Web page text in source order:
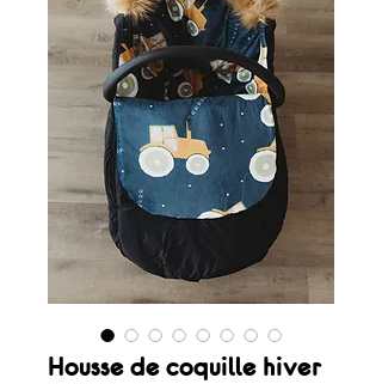
Housse de coquille hiver